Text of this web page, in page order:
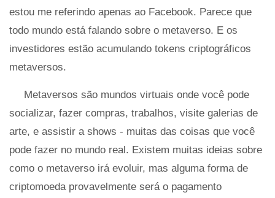
estou me referindo apenas ao Facebook. Parece que
todo mundo está falando sobre o metaverso. E os
investidores estão acumulando tokens criptográficos
metaversos.
Metaversos são mundos virtuais onde você pode
socializar, fazer compras, trabalhos, visite galerias de
arte, e assistir a shows - muitas das coisas que você
pode fazer no mundo real. Existem muitas ideias sobre
como o metaverso irá evoluir, mas alguma forma de
criptomoeda provavelmente será o pagamento